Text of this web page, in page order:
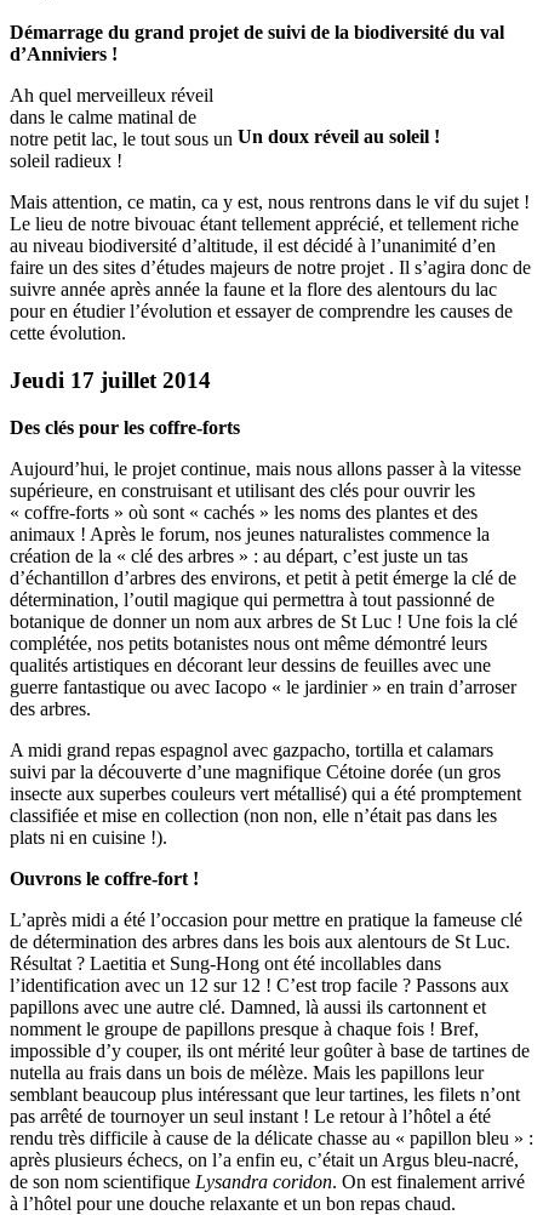
Démarrage du grand projet de suivi de la biodiversité du val
d’Anniviers !
Un doux réveil au soleil !
Ah quel merveilleux réveil
dans le calme matinal de
notre petit lac, le tout sous un
soleil radieux !
Mais attention, ce matin, ca y est, nous rentrons dans le vif du sujet !
Le lieu de notre bivouac étant tellement apprécié, et tellement riche
au niveau biodiversité d’altitude, il est décidé à l’unanimité d’en
faire un des sites d’études majeurs de notre projet . Il s’agira donc de
suivre année après année la faune et la flore des alentours du lac
pour en étudier l’évolution et essayer de comprendre les causes de
cette évolution.
Jeudi 17 juillet 2014
Des clés pour les coffre-forts
Aujourd’hui, le projet continue, mais nous allons passer à la vitesse
supérieure, en construisant et utilisant des clés pour ouvrir les
« coffre-forts » où sont « cachés » les noms des plantes et des
animaux ! Après le forum, nos jeunes naturalistes commence la
création de la « clé des arbres » : au départ, c’est juste un tas
d’échantillon d’arbres des environs, et petit à petit émerge la clé de
détermination, l’outil magique qui permettra à tout passionné de
botanique de donner un nom aux arbres de St Luc ! Une fois la clé
complétée, nos petits botanistes nous ont même démontré leurs
qualités artistiques en décorant leur dessins de feuilles avec une
guerre fantastique ou avec Iacopo « le jardinier » en train d’arroser
des arbres.
A midi grand repas espagnol avec gazpacho, tortilla et calamars
suivi par la découverte d’une magnifique Cétoine dorée (un gros
insecte aux superbes couleurs vert métallisé) qui a été promptement
classifiée et mise en collection (non non, elle n’était pas dans les
plats ni en cuisine !).
Ouvrons le coffre-fort !
L’après midi a été l’occasion pour mettre en pratique la fameuse clé
de détermination des arbres dans les bois aux alentours de St Luc.
Résultat ? Laetitia et Sung-Hong ont été incollables dans
l’identification avec un 12 sur 12 ! C’est trop facile ? Passons aux
papillons avec une autre clé. Damned, là aussi ils cartonnent et
nomment le groupe de papillons presque à chaque fois ! Bref,
impossible d’y couper, ils ont mérité leur goûter à base de tartines de
nutella au frais dans un bois de mélèze. Mais les papillons leur
semblant beaucoup plus intéressant que leur tartines, les filets n’ont
pas arrêté de tournoyer un seul instant ! Le retour à l’hôtel a été
rendu très difficile à cause de la délicate chasse au « papillon bleu » :
après plusieurs échecs, on l’a enfin eu, c’était un Argus bleu-nacré,
de son nom scientifique Lysandra coridon. On est finalement arrivé
à l’hôtel pour une douche relaxante et un bon repas chaud.